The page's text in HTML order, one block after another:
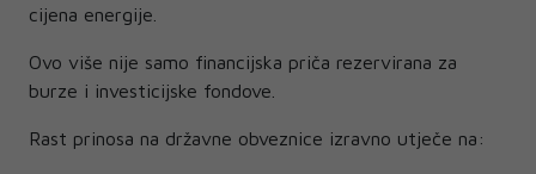
cijena energije.
Ovo više nije samo financijska priča rezervirana za
burze i investicijske fondove.
Rast prinosa na državne obveznice izravno utječe na: